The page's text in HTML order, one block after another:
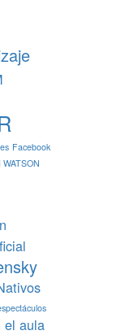
Facebook
WATSON
el aula